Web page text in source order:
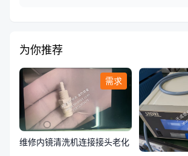
为你推荐
需求
维修内镜清洗机连接接头老化